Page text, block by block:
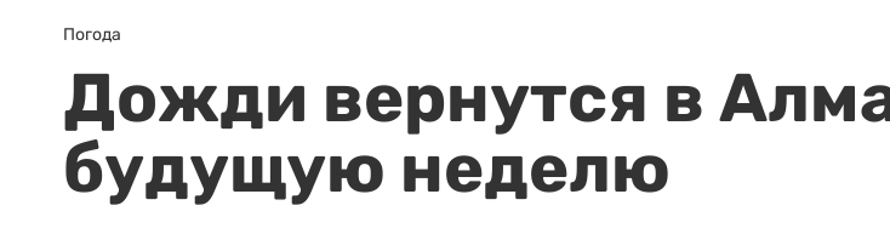
Погода
Дожди вернутся в
будущую неделю